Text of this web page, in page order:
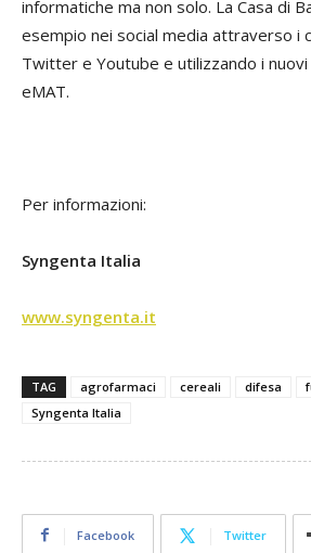
informatiche ma non solo. La Casa di
esempio nei social media attraverso i
Twitter e Youtube e utilizzando i
eMAT.
Per informazioni:
Syngenta Italia
www.syngenta.it
TAG agrofarmaci cereali difesa
Syngenta Italia
Facebook Twitter